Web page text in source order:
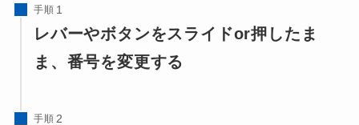
手順
レバーやボタンをスライドor押したま
ま、番号を変更する
手順